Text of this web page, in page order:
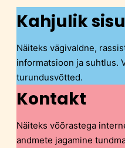
Kahjulik sisu
Näiteks vägivaldne,
informatsioon ja suhtlus.
turundusvõtted.
Kontakt
Näiteks võõrastega
andmete jagamine